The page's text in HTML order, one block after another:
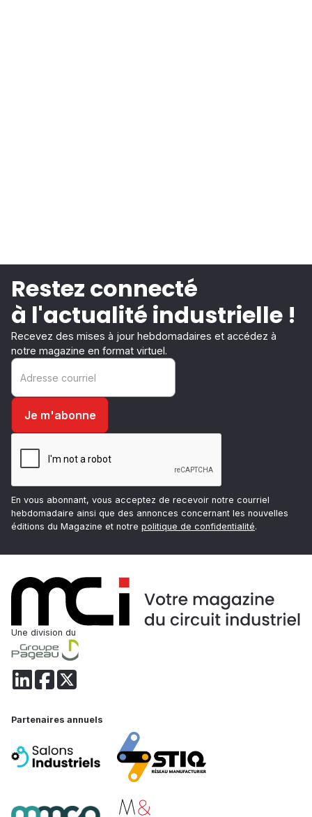
Restez connecté
à l'actualité industrielle !
Recevez des mises à jour hebdomadaires et accédez à
notre magazine en format virtuel.
En vous abonnant, vous acceptez de recevoir notre courriel
hebdomadaire ainsi que des annonces concernant les nouvelles
éditions du Magazine et notre politique de confidentialité.
Une division du
Partenaires annuels